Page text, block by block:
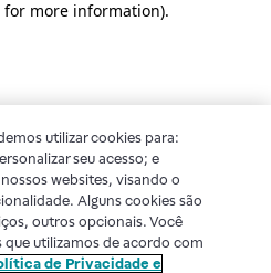
for more information).
utilizar cookies para:
seu acesso; e
websites, visando o
Alguns cookies são
outros opcionais. Você
que utilizamos de acordo com
de Privacidade e